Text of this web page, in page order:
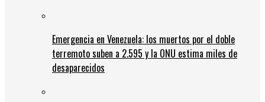
Emergencia en Venezuela: los muertos por el doble
terremoto suben a 2.595 y la ONU estima miles de
desaparecidos